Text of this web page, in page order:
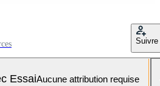
Suivre
EssaiAucune attribution requise